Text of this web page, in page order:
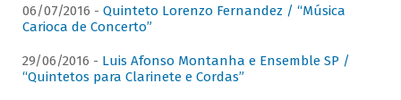
06/07/2016 - Quinteto Lorenzo Fernandez / “Música
Carioca de Concerto”
29/06/2016 - Luis Afonso Montanha e Ensemble SP /
“Quintetos para Clarinete e Cordas”